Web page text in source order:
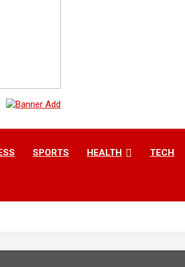
SPORTS HEALTH TECH